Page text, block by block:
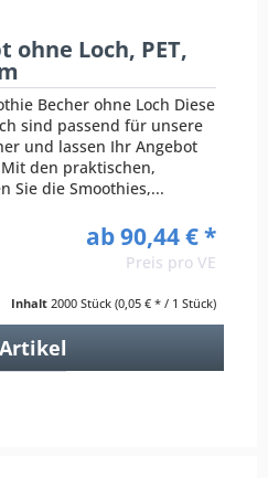
ohne Loch, PET,
Becher ohne Loch Diese
sind passend für unsere
und lassen Ihr Angebot
den praktischen,
Sie die Smoothies,...
ab 90,44 € *
Preis pro VE
Inhalt 2000 Stück (0,05 € * / 1 Stück)